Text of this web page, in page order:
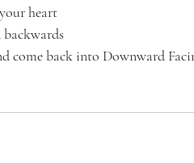
heart
come back into Downward